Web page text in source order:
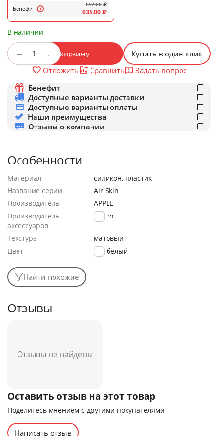
Бенефит
692.00 ₽
635.00₽
В наличии
+
− В корзину
Купить в один клик
Отложить
Сравнить
Задать вопрос
Бенефит
Доступные варианты доставки
Доступные варианты оплаты
Наши преимущества
Отзывы о компании
Особенности
Материал
силикон, пластик
Название серии
Air Skin
Производитель
APPLE
Производитель
аксессуаров
K-Doo
Текстура
матовый
Цвет
белый
Найти похожие
Отзывы
Отзывы не найдены
Оставить отзыв на этот товар
Поделитесь мнением с другими покупателями
Написать отзыв